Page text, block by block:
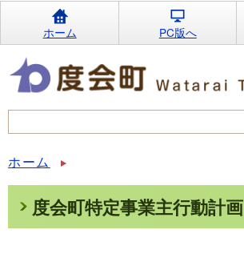
ホーム PC版へ
ホーム
度会町特定事業主行動計画